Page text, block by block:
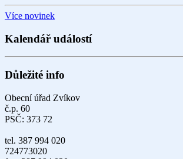
Více novinek
Kalendář událostí
Důležité info
Obecní úřad Zvíkov
č.p. 60
PSČ: 373 72
tel. 387 994 020
724773020